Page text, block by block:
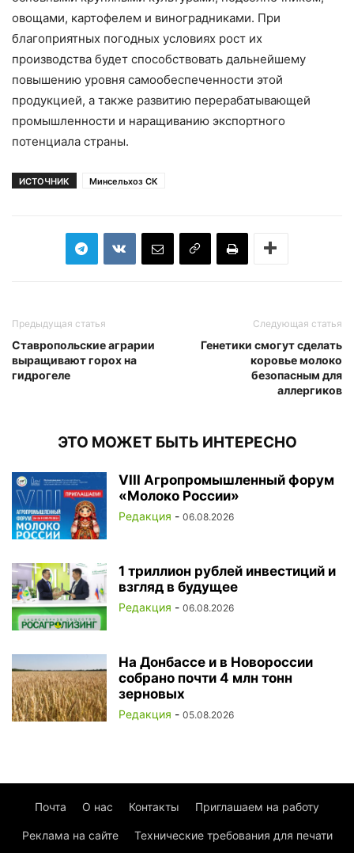
овощами, картофелем и виноградниками. При
благоприятных погодных условиях рост их
производства будет способствовать дальнейшему
повышению уровня самообеспеченности этой
продукцией, а также развитию перерабатывающей
промышленности и наращиванию экспортного
потенциала страны.
ИСТОЧНИК Минсельхоз СК
Предыдущая статья
Ставропольские аграрии
выращивают горох на
гидрогеле
Следующая статья
Генетики смогут сделать
коровье молоко
безопасным для
аллергиков
ЭТО МОЖЕТ БЫТЬ ИНТЕРЕСНО
VIII Агропромышленный форум
«Молоко России»
Редакция - 06.08.2026
1 триллион рублей инвестиций и
взгляд в будущее
Редакция - 06.08.2026
На Донбассе и в Новороссии
собрано почти 4 млн тонн
зерновых
Редакция - 05.08.2026
Почта О нас Контакты Приглашаем на работу
Реклама на сайте Технические требования для печати